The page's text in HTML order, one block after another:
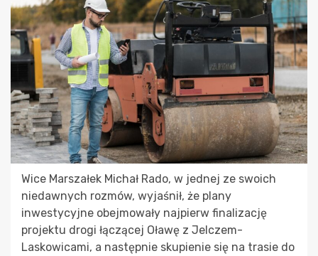
Wice Marszałek Michał Rado, w jednej ze swoich
niedawnych rozmów, wyjaśnił, że plany
inwestycyjne obejmowały najpierw finalizację
projektu drogi łączącej Oławę z Jelczem-
Laskowicami, a następnie skupienie się na trasie do